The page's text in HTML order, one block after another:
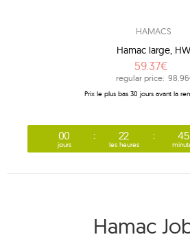
HAMACS
Hamac large, HW
59.37€
regular price:
Prix ​​le plus bas 30 jours avant la
00
jours
22
les heures
45
Hamac